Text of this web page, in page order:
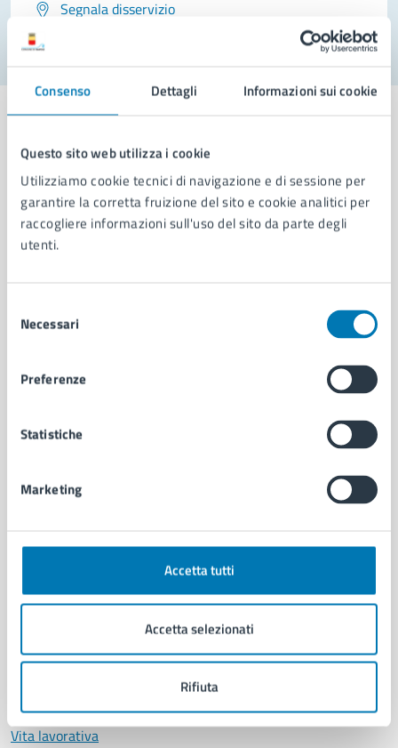
Consenso Dettagli Informazioni sui cookie
Questo sito web utilizza i cookie
Utilizziamo cookie tecnici di navigazione e di sessione per
garantire la corretta fruizione del sito e cookie analitici per
raccogliere informazioni sull'uso del sito da parte degli
utenti.
delNecessari
Preferenze
Statistiche
Marketing
Accetta tutti
Accetta selezionati
Rifiuta
Segnala disservizio
Comune di Napoli
AMMINISTRAZIONE
Uffici
Politici
Intranet, posta aziendale e protocollo
CATEGORIE DI SERVIZIO
Anagrafe e stato civile
Documenti e certificati
Educazione e formazione
Giustizia e sicurezza pubblica
Imprese e commercio
Salute, benessere e assistenza
Servizi Cimiteriali
Vita lavorativa